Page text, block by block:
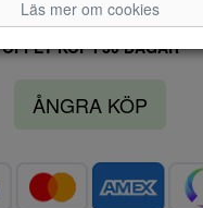
ÖPPET KÖP I 30 DAGAR
ÅNGRA KÖP
Läs mer om cookies